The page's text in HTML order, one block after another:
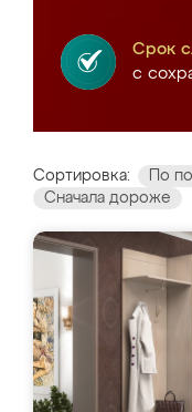
Срок
с
Сортировка: По
Сначала дороже